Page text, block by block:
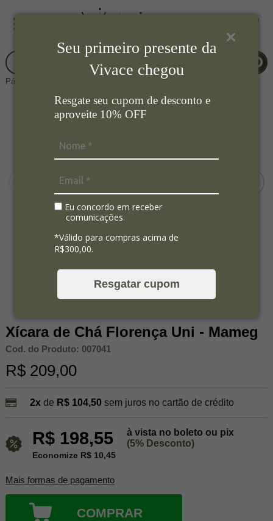
Seu primeiro presente da
Vivace chegou
Resgate seu cupom de desconto e
aproveite 10% OFF
Eu concordo em receber
comunicações.
*Válido para compras acima de
R$300,00.
Resgatar cupom
Página Inicial
Xícara de Chá Florença Uni - Mameg
Cod. do Produto: 007041
R$ 209,00
2xde R$ 104,50 sem juros no cartão de crédito
R$ 198,55
à vista no boleto ou pix
(5% Desconto)
Economize R$ 10,45
Mais formas de pagamento
COMPRAR